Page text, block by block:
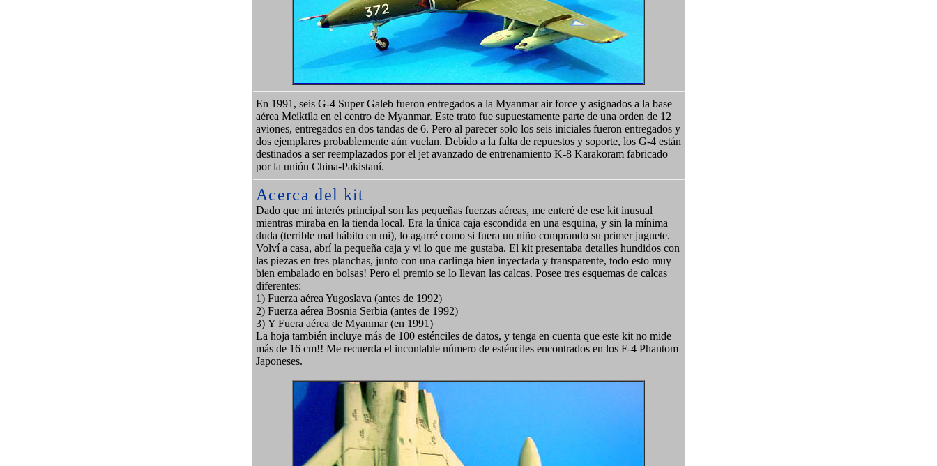
En 1991, seis G-4 Super Galeb fueron entregados a la Myanmar air force y asignados a la base
aérea Meiktila en el centro de Myanmar. Este trato fue supuestamente parte de una orden de 12
aviones, entregados en dos tandas de 6. Pero al parecer solo los seis iniciales fueron entregados y
dos ejemplares probablemente aún vuelan. Debido a la falta de repuestos y soporte, los G-4 están
destinados a ser reemplazados por el jet avanzado de entrenamiento K-8 Karakoram fabricado
por la unión China-Pakistaní.
Acerca del kit
Dado que mi interés principal son las pequeñas fuerzas aéreas, me enteré de ese kit inusual
mientras miraba en la tienda local. Era la única caja escondida en una esquina, y sin la mínima
duda (terrible mal hábito en mi), lo agarré como si fuera un niño comprando su primer juguete.
Volví a casa, abrí la pequeña caja y vi lo que me gustaba. El kit presentaba detalles hundidos con
las piezas en tres planchas, junto con una carlinga bien inyectada y transparente, todo esto muy
bien embalado en bolsas! Pero el premio se lo llevan las calcas. Posee tres esquemas de calcas
diferentes:
1) Fuerza aérea Yugoslava (antes de 1992)
2) Fuerza aérea Bosnia Serbia (antes de 1992)
3) Y Fuera aérea de Myanmar (en 1991)
La hoja también incluye más de 100 esténciles de datos, y tenga en cuenta que este kit no mide
más de 16 cm!! Me recuerda el incontable número de esténciles encontrados en los F-4 Phantom
Japoneses.